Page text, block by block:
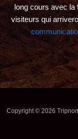
long cours avec
visiteurs qui
Copyright © 2026